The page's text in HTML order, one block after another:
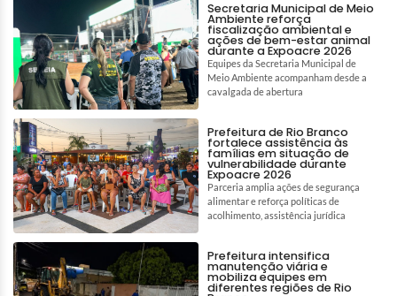
Secretaria Municipal de Meio
Ambiente reforça
fiscalização ambiental e
ações de bem-estar animal
durante a Expoacre 2026
Equipes da Secretaria Municipal de
Meio Ambiente acompanham desde a
cavalgada de abertura
Prefeitura de Rio Branco
fortalece assistência às
famílias em situação de
vulnerabilidade durante
Expoacre 2026
Parceria amplia ações de segurança
alimentar e reforça políticas de
acolhimento, assistência jurídica
Prefeitura intensifica
manutenção viária e
mobiliza equipes em
diferentes regiões de Rio